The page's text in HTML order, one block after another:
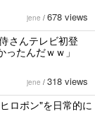
jene / 678 views
さんテレビ初登
たんだｗｗ」
jene / 318 views
ロポン"を日常的に